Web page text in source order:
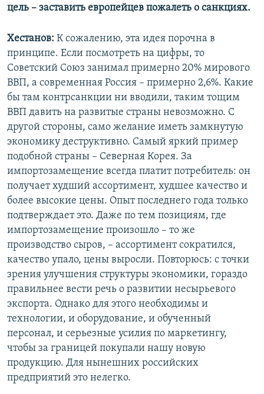
цель – заставить европейцев пожалеть о санкциях.
Хестанов: К сожалению, эта идея порочна в
принципе. Если посмотреть на цифры, то
Советский Союз занимал примерно 20% мирового
ВВП, а современная Россия – примерно 2,6%. Какие
бы там контрсанкции ни вводили, таким тощим
ВВП давить на развитые страны невозможно. С
другой стороны, само желание иметь замкнутую
экономику деструктивно. Самый яркий пример
подобной страны – Северная Корея. За
импортозамещение всегда платит потребитель: он
получает худший ассортимент, худшее качество и
более высокие цены. Опыт последнего года только
подтверждает это. Даже по тем позициям, где
импортозамещение произошло – то же
производство сыров, – ассортимент сократился,
качество упало, цены выросли. Повторюсь: с точки
зрения улучшения структуры экономики, гораздо
правильнее вести речь о развитии несырьевого
экспорта. Однако для этого необходимы и
технологии, и оборудование, и обученный
персонал, и серьезные усилия по маркетингу,
чтобы за границей покупали нашу новую
продукцию. Для нынешних российских
предприятий это нелегко.